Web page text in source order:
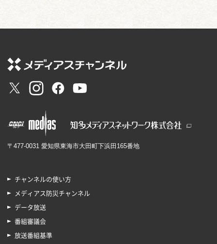
〒477-0031 愛知県東海市大田町下浜田165番地
チャンネルの使い方
メディアス防災チャンネル
データ放送
番組審議会
放送番組基準